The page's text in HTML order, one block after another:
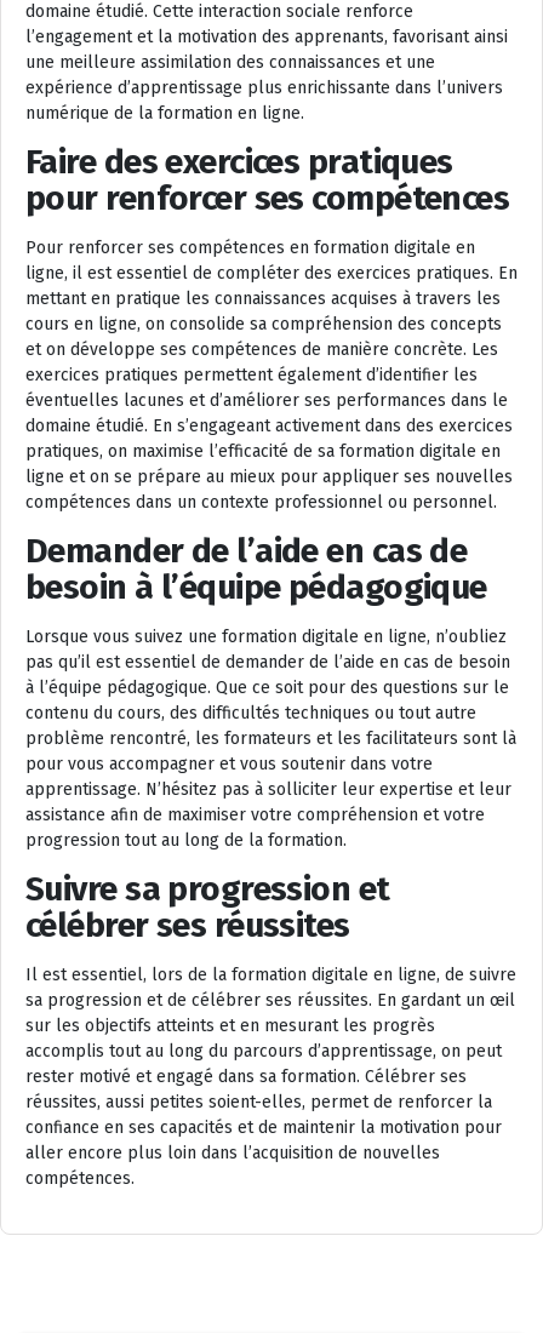
domaine étudié. Cette interaction sociale renforce
l’engagement et la motivation des apprenants, favorisant ainsi
une meilleure assimilation des connaissances et une
expérience d’apprentissage plus enrichissante dans l’univers
numérique de la formation en ligne.
Faire des exercices pratiques
pour renforcer ses compétences
Pour renforcer ses compétences en formation digitale en
ligne, il est essentiel de compléter des exercices pratiques. En
mettant en pratique les connaissances acquises à travers les
cours en ligne, on consolide sa compréhension des concepts
et on développe ses compétences de manière concrète. Les
exercices pratiques permettent également d’identifier les
éventuelles lacunes et d’améliorer ses performances dans le
domaine étudié. En s’engageant activement dans des exercices
pratiques, on maximise l’efficacité de sa formation digitale en
ligne et on se prépare au mieux pour appliquer ses nouvelles
compétences dans un contexte professionnel ou personnel.
Demander de l’aide en cas de
besoin à l’équipe pédagogique
Lorsque vous suivez une formation digitale en ligne, n’oubliez
pas qu’il est essentiel de demander de l’aide en cas de besoin
à l’équipe pédagogique. Que ce soit pour des questions sur le
contenu du cours, des difficultés techniques ou tout autre
problème rencontré, les formateurs et les facilitateurs sont là
pour vous accompagner et vous soutenir dans votre
apprentissage. N’hésitez pas à solliciter leur expertise et leur
assistance afin de maximiser votre compréhension et votre
progression tout au long de la formation.
Suivre sa progression et
célébrer ses réussites
Il est essentiel, lors de la formation digitale en ligne, de suivre
sa progression et de célébrer ses réussites. En gardant un œil
sur les objectifs atteints et en mesurant les progrès
accomplis tout au long du parcours d’apprentissage, on peut
rester motivé et engagé dans sa formation. Célébrer ses
réussites, aussi petites soient-elles, permet de renforcer la
confiance en ses capacités et de maintenir la motivation pour
aller encore plus loin dans l’acquisition de nouvelles
compétences.